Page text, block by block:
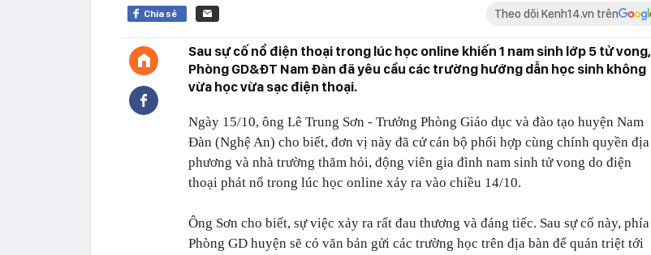
Chia sẻ Theo dõi Kenh14.vn trên
Sau sự cố nổ điện thoại trong lúc học online khiến 1 nam sinh lớp 5 tử vong,
Phòng GD&ĐT Nam Đàn đã yêu cầu các trường hướng dẫn học sinh không
vừa học vừa sạc điện thoại.
Ngày 15/10, ông Lê Trung Sơn - Trưởng Phòng Giáo dục và đào tạo huyện Nam
Đàn (Nghệ An) cho biết, đơn vị này đã cử cán bộ phối hợp cùng chính quyền địa
phương và nhà trường thăm hỏi, động viên gia đình nam sinh tử vong do điện
thoại phát nổ trong lúc học online xảy ra vào chiều 14/10.
Ông Sơn cho biết, sự việc xảy ra rất đau thương và đáng tiếc. Sau sự cố này, phía
Phòng GD huyện sẽ có văn bản gửi các trường học trên địa bàn để quán triệt tới